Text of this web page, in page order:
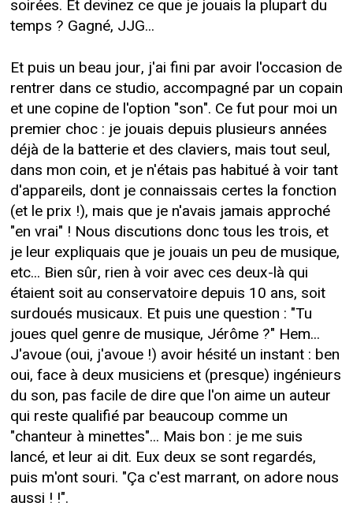
soirées. Et devinez ce que je jouais la plupart du
temps ? Gagné, JJG...
Et puis un beau jour, j'ai fini par avoir l'occasion de
rentrer dans ce studio, accompagné par un copain
et une copine de l'option "son". Ce fut pour moi un
premier choc : je jouais depuis plusieurs années
déjà de la batterie et des claviers, mais tout seul,
dans mon coin, et je n'étais pas habitué à voir tant
d'appareils, dont je connaissais certes la fonction
(et le prix !), mais que je n'avais jamais approché
"en vrai" ! Nous discutions donc tous les trois, et
je leur expliquais que je jouais un peu de musique,
etc... Bien sûr, rien à voir avec ces deux-là qui
étaient soit au conservatoire depuis 10 ans, soit
surdoués musicaux. Et puis une question : "Tu
joues quel genre de musique, Jérôme ?" Hem...
J'avoue (oui, j'avoue !) avoir hésité un instant : ben
oui, face à deux musiciens et (presque) ingénieurs
du son, pas facile de dire que l'on aime un auteur
qui reste qualifié par beaucoup comme un
"chanteur à minettes"... Mais bon : je me suis
lancé, et leur ai dit. Eux deux se sont regardés,
puis m'ont souri. "Ça c'est marrant, on adore nous
aussi ! !".